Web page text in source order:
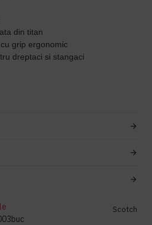
din titan
grip ergonomic
dreptaci si stangaci
Scotch